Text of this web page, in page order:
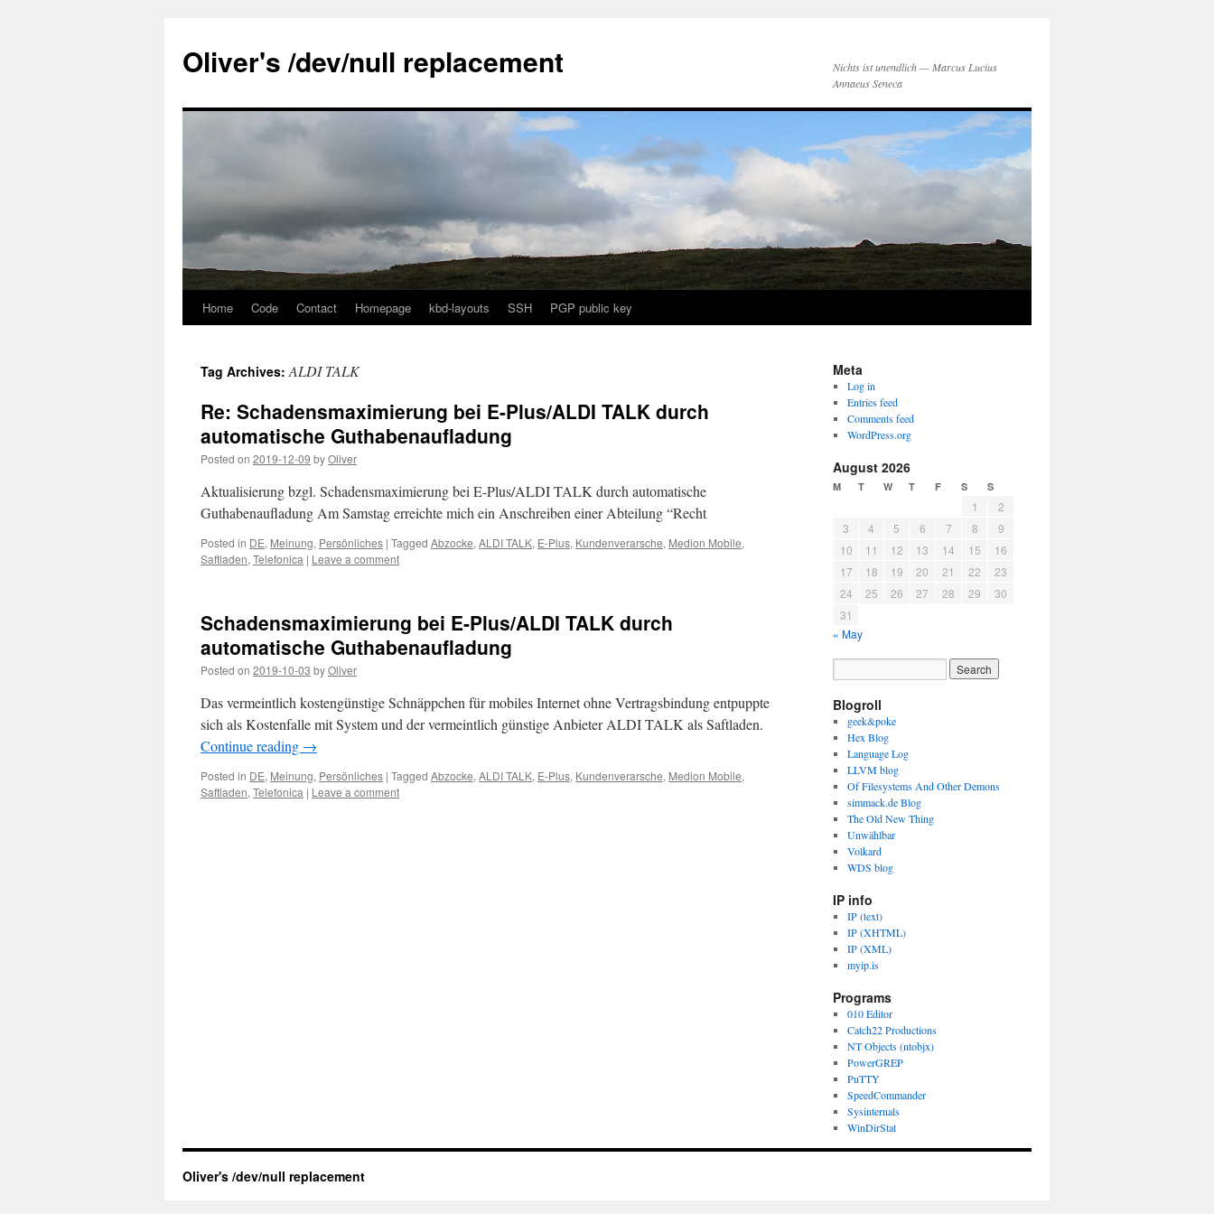
content
Oliver's /dev/null replacement
Nichts ist unendlich — Marcus Lucius
Annaeus Seneca
Home Code Contact Homepage kbd-layouts SSH PGP public key
Tag Archives:ALDI TALK
Re: Schadensmaximierung bei E-Plus/ALDI TALK durch
automatische Guthabenaufladung
Posted on 2019-12-09 byOliver
Aktualisierung bzgl. Schadensmaximierung bei E-Plus/ALDI TALK durch automatische
Guthabenaufladung Am Samstag erreichte mich ein Anschreiben einer Abteilung “Recht
Posted in DE, Meinung, Persönliches | Tagged Abzocke, ALDI TALK, E-Plus, Kundenverarsche, Medion Mobile,
Saftladen, Telefonica | Leave a comment
Schadensmaximierung bei E-Plus/ALDI TALK durch
automatische Guthabenaufladung
Posted on 2019-10-03 byOliver
Das vermeintlich kostengünstige Schnäppchen für mobiles Internet ohne Vertragsbindung entpuppte
sich als Kostenfalle mit System und der vermeintlich günstige Anbieter ALDI TALK als Saftladen.
Continue reading →
Posted in DE, Meinung, Persönliches | Tagged Abzocke, ALDI TALK, E-Plus, Kundenverarsche, Medion Mobile,
Saftladen, Telefonica | Leave a comment
Meta
Log in
Entries feed
Comments feed
WordPress.org
August 2026
M T W T F S S
1
2
3
4 5 6 7 8
9
10
11 12 13 14 15
16
17
18 19 20 21 22
23
24
25 26 27 28 29
30
31
« May
Blogroll
geek&poke
Hex Blog
Language Log
LLVM blog
Of Filesystems And Other Demons
simmack.de Blog
The Old New Thing
Unwählbar
Volkard
WDS blog
IP info
IP (text)
IP (XHTML)
IP (XML)
myip.is
Programs
010 Editor
Catch22 Productions
NT Objects (ntobjx)
PowerGREP
PuTTY
SpeedCommander
Sysinternals
WinDirStat
Oliver's /dev/null replacement